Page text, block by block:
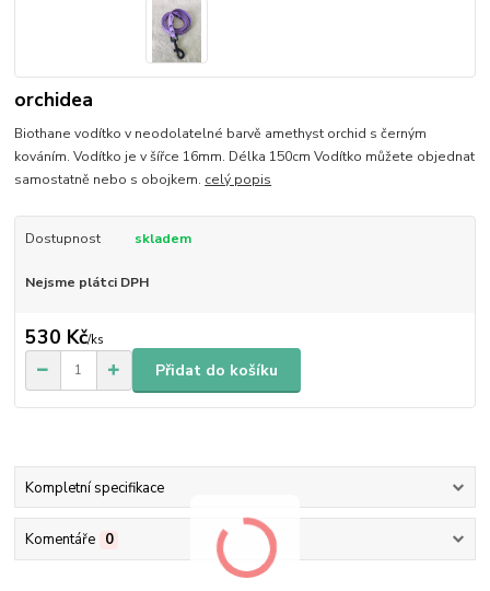
orchidea
Biothane vodítko v neodolatelné barvě amethyst orchid s černým
kováním. Vodítko je v šířce 16mm. Délka 150cm Vodítko můžete objednat
samostatně nebo s obojkem. celý popis
Dostupnost skladem
Nejsme plátci DPH
530 Kč/ks
Přidat do košíku
Kompletní specifikace
Komentáře 0